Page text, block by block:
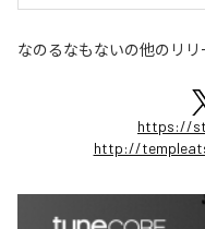
なのるなもないの他のリリ
https://
http://